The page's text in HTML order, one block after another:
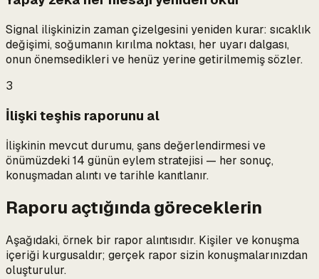
Signal ilişkinizin zaman çizelgesini yeniden kurar: sıcaklık
değişimi, soğumanın kırılma noktası, her uyarı dalgası,
onun önemsedikleri ve henüz yerine getirilmemiş sözler.
3
İlişki teşhis raporunu al
İlişkinin mevcut durumu, şans değerlendirmesi ve
önümüzdeki 14 günün eylem stratejisi — her sonuç,
konuşmadan alıntı ve tarihle kanıtlanır.
Raporu açtığında göreceklerin
Aşağıdaki, örnek bir rapor alıntısıdır. Kişiler ve konuşma
içeriği kurgusaldır; gerçek rapor sizin konuşmalarınızdan
oluşturulur.